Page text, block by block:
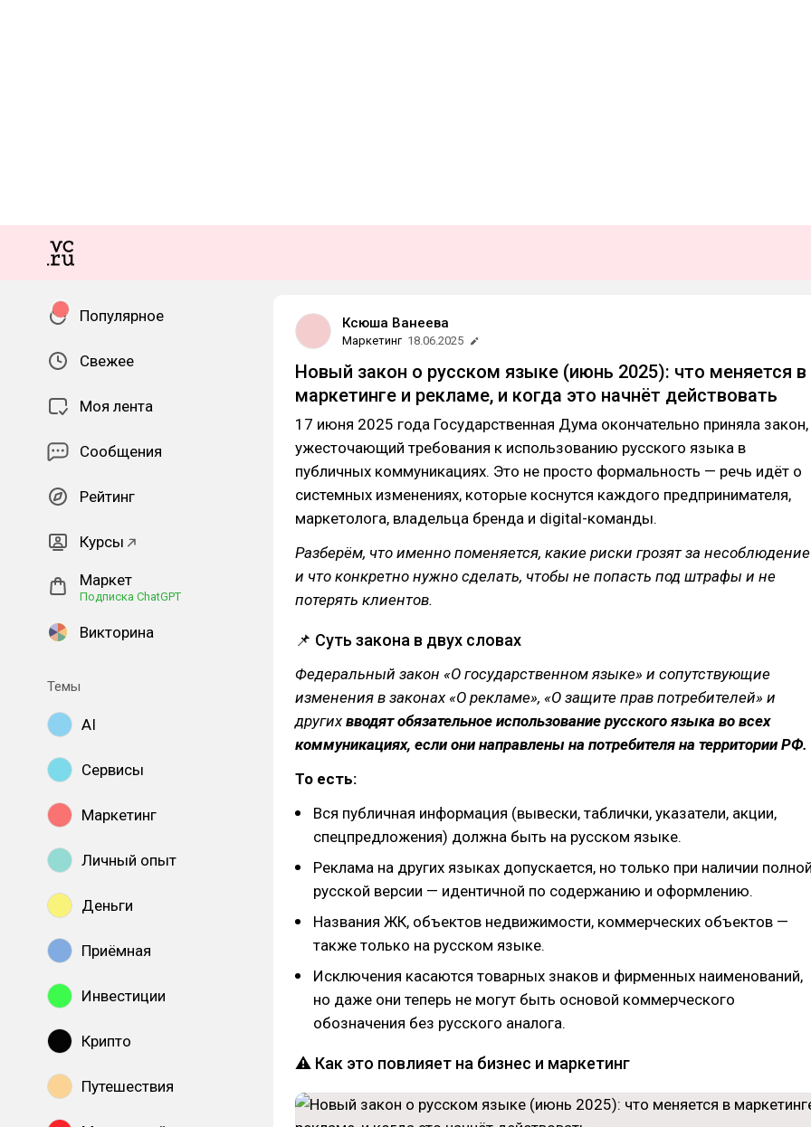
Популярное
Свежее
Моя лента
Сообщения
Рейтинг
Курсы
Маркет
Подписка ChatGPT
Викторина
Темы
AI
Сервисы
Маркетинг
Личный опыт
Деньги
Приёмная
Инвестиции
Крипто
Путешествия
Ксюша Ванеева
Маркетинг 18.06.2025
Новый закон о русском языке (июнь 2025): что меняется в
маркетинге и рекламе, и когда это начнёт действовать
17 июня 2025 года Государственная Дума окончательно приняла закон,
ужесточающий требования к использованию русского языка в
публичных коммуникациях. Это не просто формальность — речь идёт о
системных изменениях, которые коснутся каждого предпринимателя,
маркетолога, владельца бренда и digital-команды.
Разберём, что именно поменяется, какие риски грозят за несоблюдение
и что конкретно нужно сделать, чтобы не попасть под штрафы и не
потерять клиентов.
📌 Суть закона в двух словах
Федеральный закон «О государственном языке» и сопутствующие
изменения в законах «О рекламе», «О защите прав потребителей» и
другихвводят обязательное использование русского языка во всех
коммуникациях, если они направлены на потребителя на территории РФ.
То есть:
Вся публичная информация (вывески, таблички, указатели, акции,
спецпредложения) должна быть на русском языке.
Реклама на других языках допускается, но только при наличии
русской версии — идентичной по содержанию и оформлению.
Названия ЖК, объектов недвижимости, коммерческих объектов —
также только на русском языке.
Исключения касаются товарных знаков и фирменных наименований,
но даже они теперь не могут быть основой коммерческого
обозначения без русского аналога.
⚠ Как это повлияет на бизнес и маркетинг